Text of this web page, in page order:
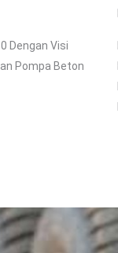
Dengan Visi
Pompa Beton